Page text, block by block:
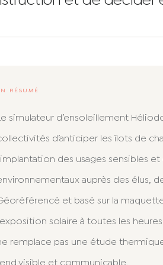
RÉSUMÉ
simulateur d’ensoleillement
d’anticiper les îlots de
des usages sensibles
auprès des élus,
et basé sur la
solaire à toutes les heures
remplace pas une étude
visible et communicable.